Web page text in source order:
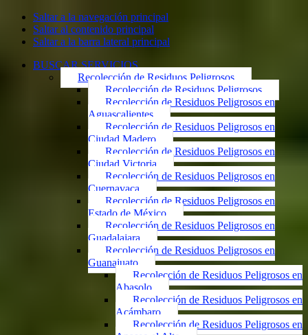
Saltar a la navegación principal
Saltar al contenido principal
Saltar a la barra lateral principal
BUSCAR SERVICIOS
Recolección de Residuos Peligrosos
Recolección de Residuos Peligrosos
Recolección de Residuos Peligrosos en
Aguascalientes
Recolección de Residuos Peligrosos en
Ciudad Madero
Recolección de Residuos Peligrosos en
Ciudad Victoria
Recolección de Residuos Peligrosos en
Cuernavaca
Recolección de Residuos Peligrosos en
Estado de México
Recolección de Residuos Peligrosos en
Guadalajara
Recolección de Residuos Peligrosos en
Guanajuato
Recolección de Residuos Peligrosos en
Abasolo
Recolección de Residuos Peligrosos en
Acámbaro
Recolección de Residuos Peligrosos en